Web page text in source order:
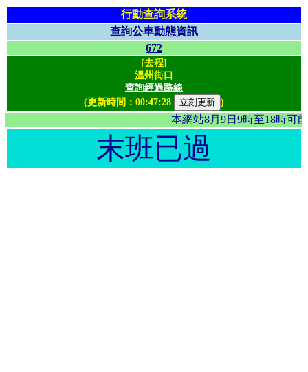
行動查詢系統
查詢公車動態資訊
672
[去程]
溫州街口
查詢經過路線
(更新時間： 00:47:28 )
本網站8月9日9時至18
末班已過